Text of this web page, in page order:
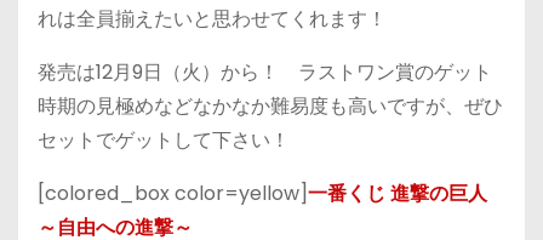
れは全員揃えたいと思わせてくれます！
発売は12月9日（火）から！ ラストワン賞のゲット
時期の見極めなどなかなか難易度も高いですが、ぜひ
セットでゲットして下さい！
[colored_box color=yellow]一番くじ 進撃の巨人
～自由への進撃～